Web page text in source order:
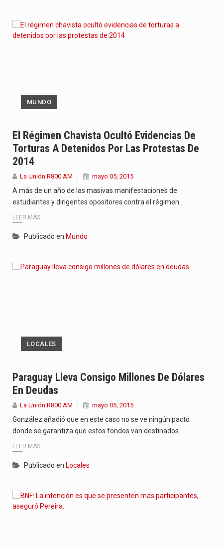
MUNDO
El Régimen Chavista Ocultó Evidencias De
Torturas A Detenidos Por Las Protestas De
2014
La Unión R800 AM mayo 05, 2015
A más de un año de las masivas manifestaciones de
estudiantes y dirigentes opositores contra el régimen…
LEER MÁS
Publicado en Mundo
LOCALES
Paraguay Lleva Consigo Millones De Dólares
En Deudas
La Unión R800 AM mayo 05, 2015
González añadió que en este caso no se ve ningún pacto
donde se garantiza que estos fondos van destinados…
LEER MÁS
Publicado en Locales